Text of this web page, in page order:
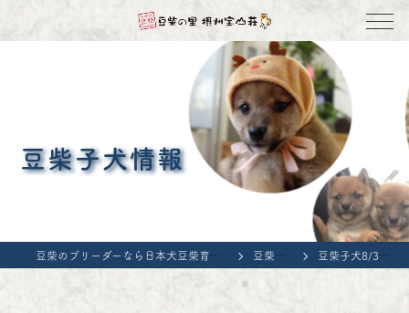
豆柴子犬情報
豆柴のブリーダーなら日本犬豆柴育成普及会 豆柴の里・摂州宝山荘 豆柴子犬情報 豆柴子犬8/3女の子♀3売約済